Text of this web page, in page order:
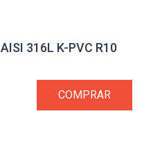
316L K-PVC R10
COMPRAR